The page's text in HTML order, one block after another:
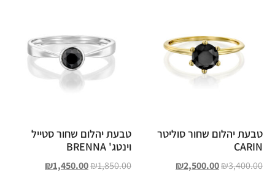
טבעת יהלום שחור סוליטר
CARIN
₪3,400.00
₪2,500.00
טבעת יהלום שחור סטייל
וינטג' BRENNA
₪1,850.00
₪1,450.00